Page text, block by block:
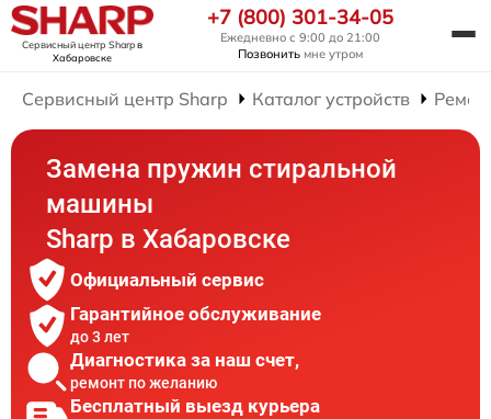
Сервисный центр Sharpв
Хабаровске
+7 (800) 301-34-05
Ежедневно с 9:00 до 21:00
Позвонить мне утром
Сервисный центр Sharp Каталог устройств
Замена пружин стиральной
машины
Sharp в Хабаровске
Официальный сервис
Гарантийное обслуживание
до 3 лет
Диагностика за наш счет,
ремонт по желанию
Бесплатный выезд курьера